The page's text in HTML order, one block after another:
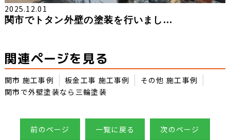
2025.12.01
関市でトタン外壁の塗装を行いまし...
関連ページを見る
関市 施工事例 板金工事 施工事例
その他 施工事例
関市で外壁塗装なら三輪塗装
前のページ 一覧に戻る 次のページ